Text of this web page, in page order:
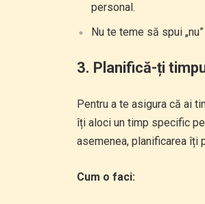
personal.
Nu te teme să spui
3. Planifică-ți
Pentru a te asigura că ai
îți aloci un timp specific
asemenea, planificarea îți
Cum o faci: